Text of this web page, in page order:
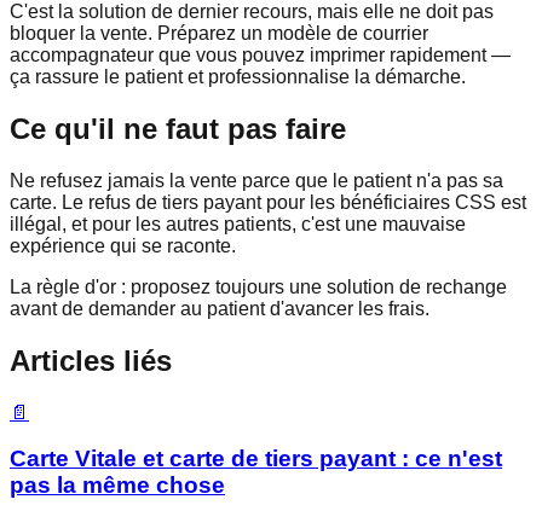
C'est la solution de dernier recours, mais elle ne doit pas
bloquer la vente. Préparez un modèle de courrier
accompagnateur que vous pouvez imprimer rapidement —
ça rassure le patient et professionnalise la démarche.
Ce qu'il ne faut pas faire
Ne refusez jamais la vente parce que le patient n'a pas sa
carte. Le refus de tiers payant pour les bénéficiaires CSS est
illégal, et pour les autres patients, c'est une mauvaise
expérience qui se raconte.
La règle d'or : proposez toujours une solution de rechange
avant de demander au patient d'avancer les frais.
Articles liés
📄
Carte Vitale et carte de tiers payant : ce n'est
pas la même chose